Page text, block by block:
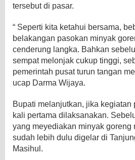
tersebut di pasar.
“ Seperti kita ketahui bersama,
belakangan pasokan minyak
cenderung langka. Bahkan
sempat melonjak cukup tinggi,
pemerintah pusat turun tangan
ucap Darma Wijaya.
Bupati melanjutkan, jika kegiatan
kali pertama dilaksanakan.
yang meyediakan minyak goreng
sudah lebih dulu digelar di
Masihul.